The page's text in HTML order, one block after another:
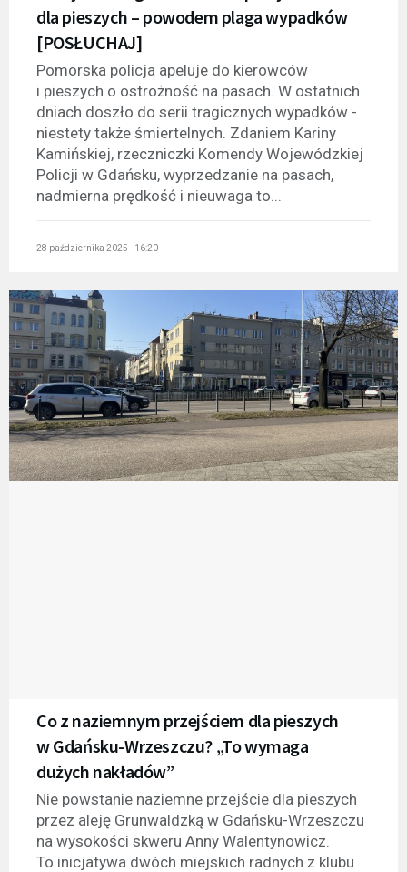
dla pieszych – powodem plaga wypadków
[POSŁUCHAJ]
Pomorska policja apeluje do kierowców
i pieszych o ostrożność na pasach. W ostatnich
dniach doszło do serii tragicznych wypadków -
niestety także śmiertelnych. Zdaniem Kariny
Kamińskiej, rzeczniczki Komendy Wojewódzkiej
Policji w Gdańsku, wyprzedzanie na pasach,
nadmierna prędkość i nieuwaga to...
28 października 2025 - 16:20
Co z naziemnym przejściem dla pieszych
w Gdańsku-Wrzeszczu? „To wymaga
dużych nakładów”
Nie powstanie naziemne przejście dla pieszych
przez aleję Grunwaldzką w Gdańsku-Wrzeszczu
na wysokości skweru Anny Walentynowicz.
To inicjatywa dwóch miejskich radnych z klubu